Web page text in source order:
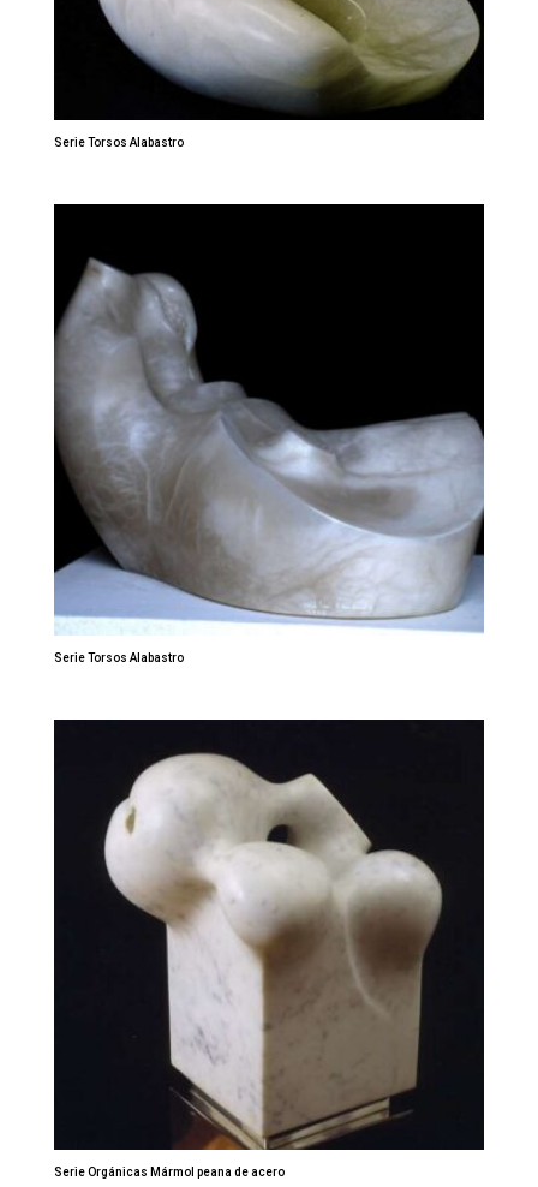
Serie Torsos Alabastro
Serie Torsos Alabastro
Serie Orgánicas Mármol peana de acero